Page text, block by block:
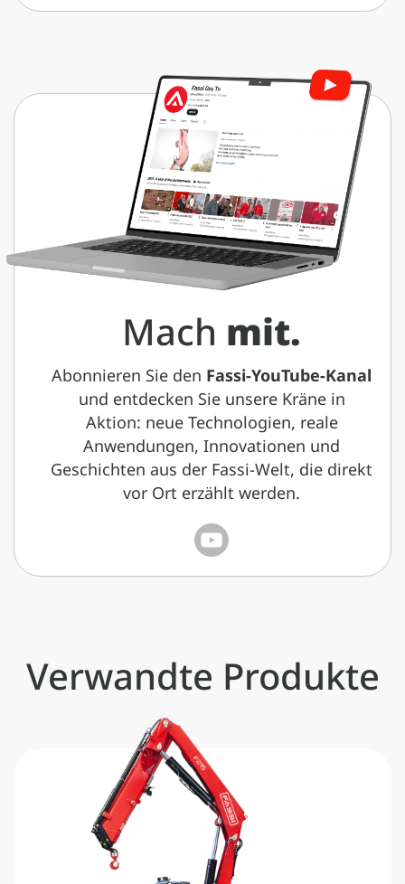
Mach mit.
Abonnieren Sie den Fassi-YouTube-Kanal
und entdecken Sie unsere Kräne in
Aktion: neue Technologien, reale
Anwendungen, Innovationen und
Geschichten aus der Fassi-Welt, die direkt
vor Ort erzählt werden.
Verwandte Produkte